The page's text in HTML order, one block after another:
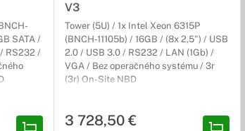
rozvádzač pre horizontálne chrbticové
SATA /
RS232 /
V3
Tower (5U) / 1x Intel Xeon 6315P
(BNCH-11105b) / 16GB / (8x 2,5") / USB
2.0 / USB 3.0 / RS232 / LAN (1Gb) /
VGA / Bez operačného systému / 3r
(3r) On-Site NBD
3 728,50 €